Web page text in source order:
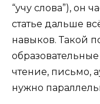
“учу слова”), он
статье дальше
навыков. Такой
чтение, письмо,
нужно